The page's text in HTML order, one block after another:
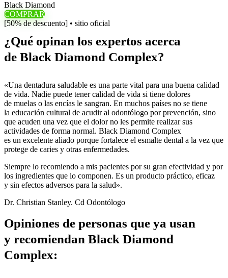
Black Diamond
COMPRAR
[50% de descuento] • sitio oficial
¿Qué opinan los expertos acerca
de Black Diamond Complex?
«Una dentadura saludable es una parte vital para una buena calidad
de vida. Nadie puede tener calidad de vida si tiene dolores
de muelas o las encías le sangran. En muchos países no se tiene
la educación cultural de acudir al odontólogo por prevención, sino
que acuden una vez que el dolor no les permite realizar sus
actividades de forma normal. Black Diamond Complex
es un excelente aliado porque fortalece el esmalte dental a la vez que
protege de caries y otras enfermedades.
Siempre lo recomiendo a mis pacientes por su gran efectividad y por
los ingredientes que lo componen. Es un producto práctico, eficaz
y sin efectos adversos para la salud».
Dr. Christian Stanley. Cd Odontólogo
Opiniones de personas que ya usan
y recomiendan Black Diamond
Complex: